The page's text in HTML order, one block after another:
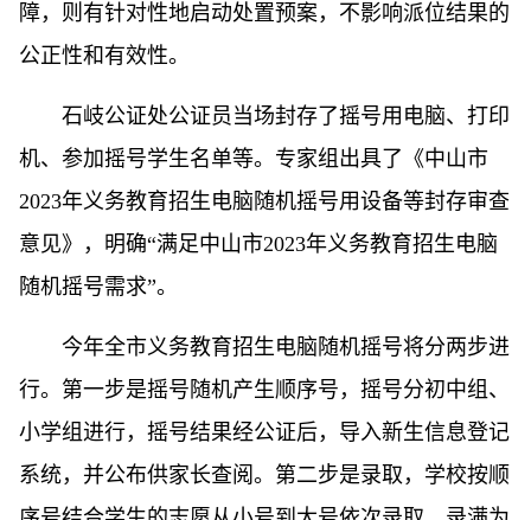
障，则有针对性地启动处置预案，不影响派位结果的
公正性和有效性。
石岐公证处公证员当场封存了摇号用电脑、打印
机、参加摇号学生名单等。专家组出具了《中山市
2023年义务教育招生电脑随机摇号用设备等封存审查
意见》，明确“满足中山市2023年义务教育招生电脑
随机摇号需求”。
今年全市义务教育招生电脑随机摇号将分两步进
行。第一步是摇号随机产生顺序号，摇号分初中组、
小学组进行，摇号结果经公证后，导入新生信息登记
系统，并公布供家长查阅。第二步是录取，学校按顺